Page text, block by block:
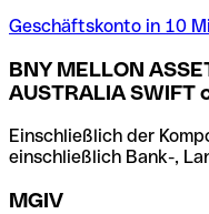
Geschäftskonto in 10
BNY MELLON
AUSTRALIA SWIFT
Einschließlich der
einschließlich Bank-,
MGIV